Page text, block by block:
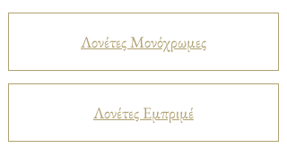
Λονέτες Μονόχρωμες
Λονέτες Εμπριμέ